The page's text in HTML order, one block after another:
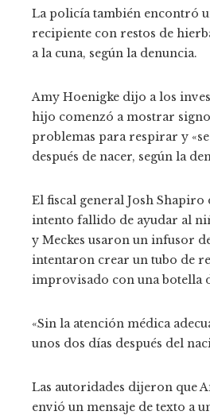
La policía también encontró
recipiente con restos de
a la cuna, según la denuncia.
Amy Hoenigke dijo a los
hijo comenzó a mostrar
problemas para respirar y
después de nacer, según la
El fiscal general Josh Shapiro
intento fallido de ayudar al
y Meckes usaron un infusor
intentaron crear un tubo de
improvisado con una botella
«Sin la atención médica
unos dos días después del
Las autoridades dijeron que
envió un mensaje de texto a